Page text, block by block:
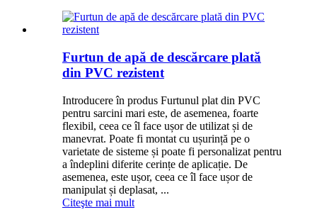
Furtun de apă de descărcare plată
din PVC rezistent
Introducere în produs Furtunul plat din PVC
pentru sarcini mari este, de asemenea, foarte
flexibil, ceea ce îl face ușor de utilizat și de
manevrat. Poate fi montat cu ușurință pe o
varietate de sisteme și poate fi personalizat pentru
a îndeplini diferite cerințe de aplicație. De
asemenea, este ușor, ceea ce îl face ușor de
manipulat și deplasat, ...
Citeşte mai mult